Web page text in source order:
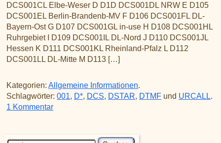
DCS001CL Elbe-Weser D D1D DCS001DL NRW E D105
DCS001EL Berlin-Brandenb-MV F D106 DCS001FL DL-
Bayern-Ost G D107 DCS001GL in-use H D108 DCS001HL
Ruhrgebiet I D109 DCS001IL DL-Nord J D110 DCS001JL
Hessen K D111 DCS001KL Rheinland-Pfalz L D112
DCS001LL DL-Mitte M D113 […]
Kategorien: Allgemeine Informationen.
Schlagwörter: 001, D*, DCS, DSTAR, DTMF und URCALL.
1 Kommentarzu D-Star DCS001